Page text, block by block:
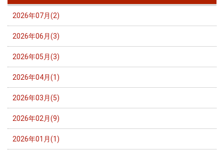
2026年07月(2)
2026年06月(3)
2026年05月(3)
2026年04月(1)
2026年03月(5)
2026年02月(9)
2026年01月(1)